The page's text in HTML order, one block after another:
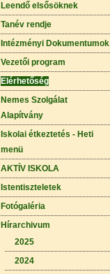
Leendő elsősöknek
Tanév rendje
Intézményi Dokumentumok
Vezetői program
Elérhetőség
Nemes Szolgálat
Alapítvány
Iskolai étkeztetés - Heti
menü
AKTÍV ISKOLA
Istentiszteletek
Fotógaléria
Hírarchivum
2025
2024